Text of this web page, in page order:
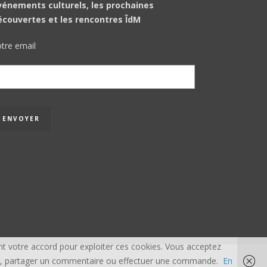
culturels, les prochaines
et les rencontres ÎdM
email
votre accord pour exploiter ces cookies. Vous acceptez
un commentaire ou effectuer une commande. En